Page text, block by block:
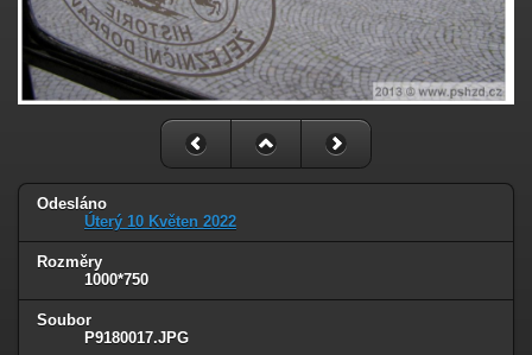
Odesláno
Úterý 10 Květen 2022
Rozměry
1000*750
Soubor
P9180017.JPG